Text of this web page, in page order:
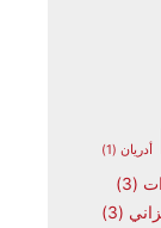
أدريان(1)
(3)
(3)